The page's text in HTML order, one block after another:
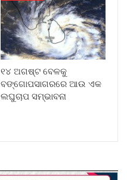
୧୪ ଅଗଷ୍ଟ ବେଳକୁ
ବଙ୍ଗୋପସାଗରରେ ଆଉ ଏକ
ଲଘୁଚାପ ସମ୍ଭାବନା